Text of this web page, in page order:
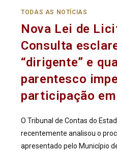
TODAS AS NOTÍCIAS
Nova Lei de
Consulta
“dirigente” e
parentesco
participação
O Tribunal de Contas do
recentemente analisou o
apresentado pelo Município